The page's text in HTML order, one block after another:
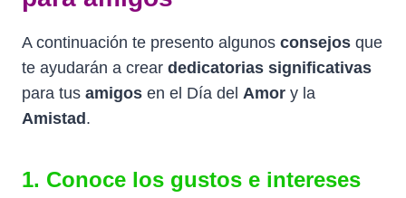
A continuación te presento algunos consejos que
te ayudarán a crear dedicatorias significativas
para tus amigos en el Día del Amor y la
Amistad.
1. Conoce los gustos e intereses